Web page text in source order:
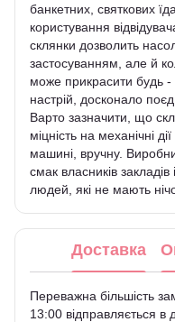
банкетних, святкових
користування
склянки дозволить
застосуванням, але й
може прикрасити будь -
настрій, досконало
Варто зазначити, що
міцність на механічні
машині, вручну.
смак власників
людей, які не мають
Доставка
Переважна більшість
13:00 відправляється